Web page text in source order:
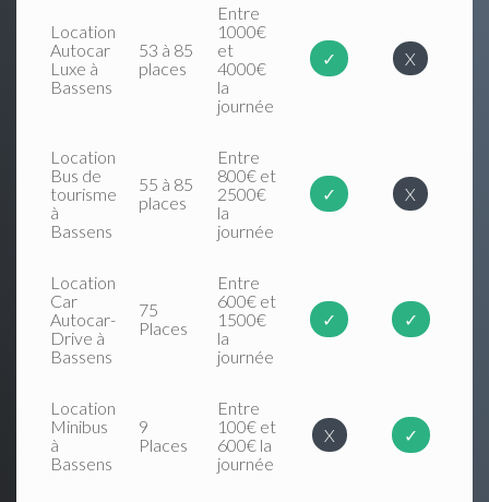
Location
Autocar
Luxe à
Bassens
53 à 85
places
Entre
1000€
et
4000€
la
journée
✓ X
Location
Bus de
tourisme
à
Bassens
55 à 85
places
Entre
800€ et
2500€
la
journée
✓ X
Location
Car
Autocar-
Drive à
Bassens
75
Places
Entre
600€ et
1500€
la
journée
✓ ✓
Location
Minibus
à
Bassens
9
Places
Entre
100€ et
600€ la
journée
X ✓